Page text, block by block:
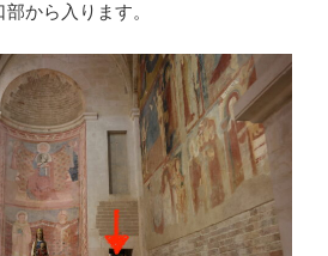
から入ります。